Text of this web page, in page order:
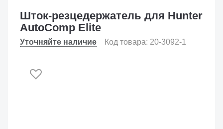
Шток-резцедержатель для Hunter
AutoComp Elite
Уточняйте наличие Код товара: 20-3092-1